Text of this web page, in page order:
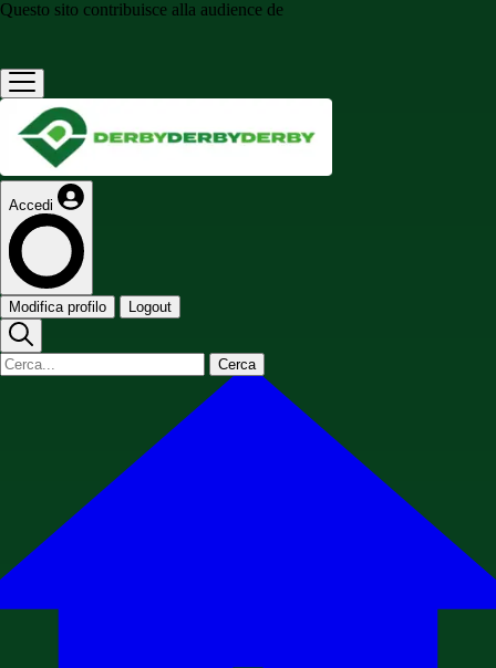
Questo sito contribuisce alla audience de
Accedi
Modifica profilo Logout
Cerca